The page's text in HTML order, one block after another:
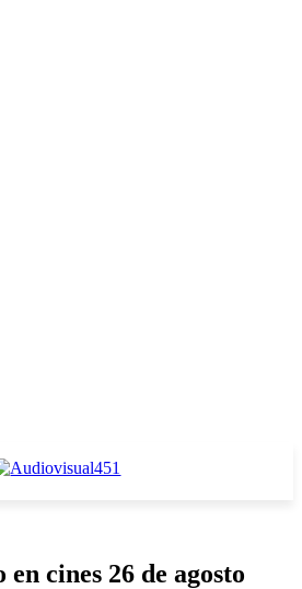
en cines 26 de agosto